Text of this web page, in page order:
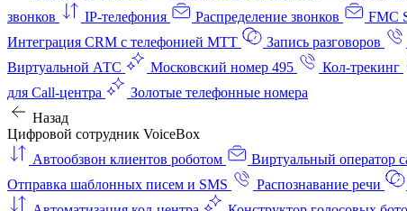
звонков
IP-телефония Распределение звонков FMC
Интеграция CRM с телефонией МТТ
Запись разговоров
Виртуальной АТС
Московский номер 495 Кол-трекинг
для Call-центра
Золотые телефонные номера
Назад
Цифровой сотрудник VoiceBox
Автообзвон клиентов роботом
Виртуальный оператор
Отправка шаблонных писем и SMS
Распознавание речи